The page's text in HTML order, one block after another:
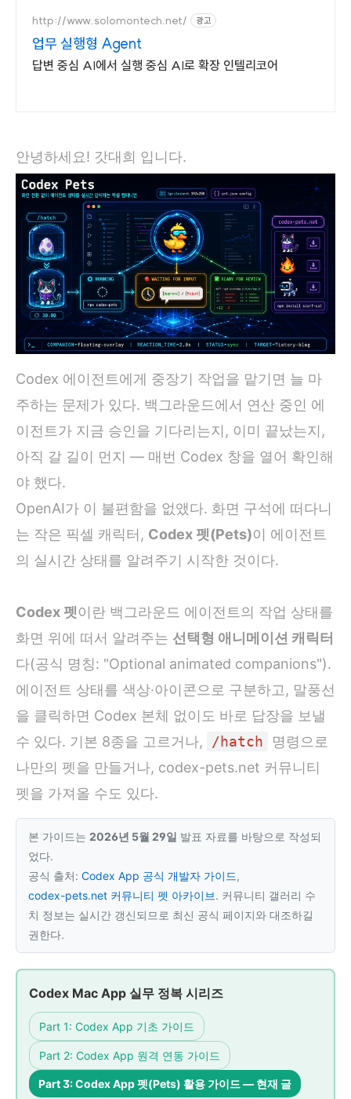
http://www.solomontech.net/ 광고
업무 실행형 Agent
답변 중심 AI에서 실행 중심 AI로 확장 인텔리코어
안녕하세요! 갓대희 입니다.
Codex 에이전트에게 중장기 작업을 맡기면 늘 마
주하는 문제가 있다. 백그라운드에서 연산 중인 에
이전트가 지금 승인을 기다리는지, 이미 끝났는지,
아직 갈 길이 먼지 — 매번 Codex 창을 열어 확인해
야 했다.
OpenAI가 이 불편함을 없앴다. 화면 구석에 떠다니
는 작은 픽셀 캐릭터, Codex 펫(Pets)이 에이전트
의 실시간 상태를 알려주기 시작한 것이다.
Codex 펫이란 백그라운드 에이전트의 작업 상태를
화면 위에 떠서 알려주는 선택형 애니메이션 캐릭터
다(공식 명칭: "Optional animated companions").
에이전트 상태를 색상·아이콘으로 구분하고, 말풍선
을 클릭하면 Codex 본체 없이도 바로 답장을 보낼
수 있다. 기본 8종을 고르거나,
/hatch
명령으로
나만의 펫을 만들거나, codex-pets.net 커뮤니티
펫을 가져올 수도 있다.
본 가이드는 2026년 5월 29일 발표 자료를 바탕으로 작성되
었다.
공식 출처: Codex App 공식 개발자 가이드,
codex-pets.net 커뮤니티 펫 아카이브. 커뮤니티 갤러리 수
치 정보는 실시간 갱신되므로 최신 공식 페이지와 대조하길
권한다.
Codex Mac App 실무 정복 시리즈
Part 1: Codex App 기초 가이드
Part 2: Codex App 원격 연동 가이드
Part 3: Codex App 펫(Pets) 활용 가이드 — 현재 글